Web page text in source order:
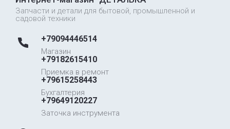
Запчасти и детали для бытовой, промышленной и
садовой техники
+79094446514
Магазин
+79182615410
Приемка в ремонт
+79615258443
Бухгалтерия
+79649120227
Заточка инструмента